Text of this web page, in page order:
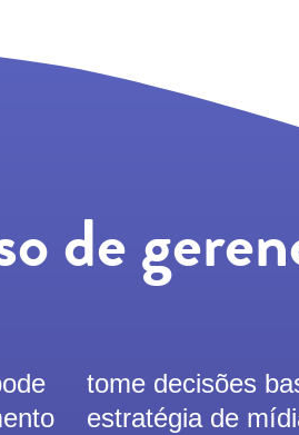
de
tome decisões
estratégia de